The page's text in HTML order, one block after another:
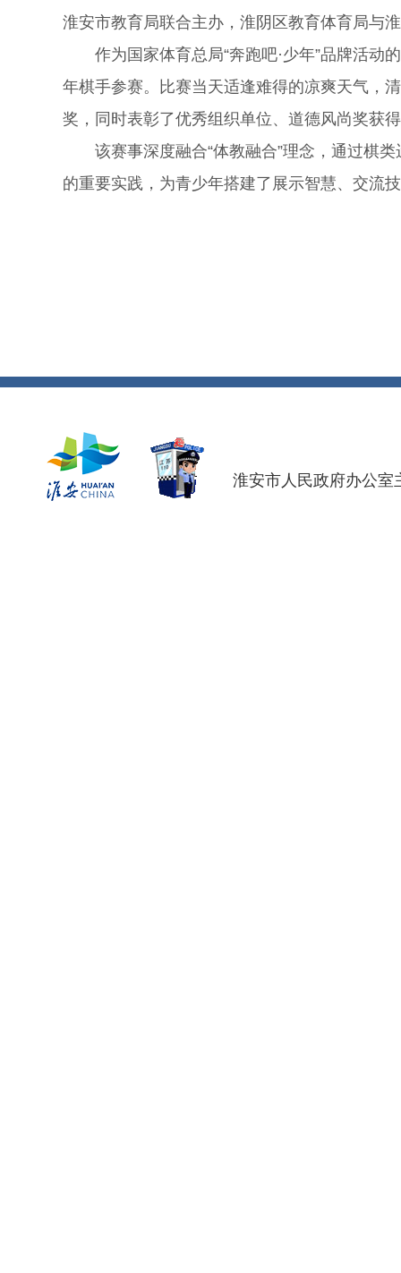
淮安市教育局联合主办，淮阴区教育体育局与
作为国家体育总局“奔跑吧·少年”品牌活
年棋手参赛。比赛当天适逢难得的凉爽天气，
奖，同时表彰了优秀组织单位、道德风尚奖获
该赛事深度融合“体教融合”理念，通过棋
的重要实践，为青少年搭建了展示智慧、交流
淮安市人民政府办公